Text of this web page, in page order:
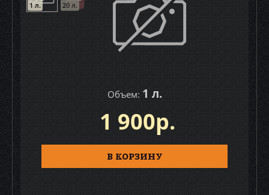
1 л. 20 л.
Объем: 1 л.
1 900р.
В КОРЗИНУ